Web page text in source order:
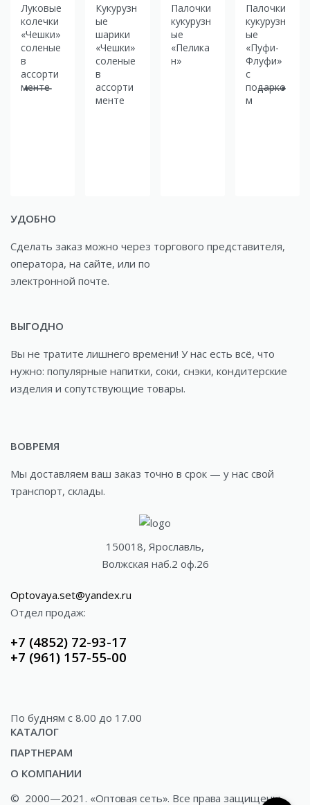
Луковые
колечки
«Чешки»
соленые
в
ассорти
менте
Кукурузн
ые
шарики
«Чешки»
соленые
в
ассорти
менте
Палочки
кукурузн
ые
«Пелика
н»
Палочки
кукурузн
ые
«Пуфи-
Флуфи»
с
подарко
м
УДОБНО
Сделать заказ можно через торгового представителя,
оператора, на сайте, или по
электронной почте.
ВЫГОДНО
Вы не тратите лишнего времени! У нас есть всё, что
нужно: популярные напитки, соки, снэки, кондитерские
изделия и сопутствующие товары.
ВОВРЕМЯ
Мы доставляем ваш заказ точно в срок — у нас свой
транспорт, склады.
150018, Ярославль,
Волжская наб.2 оф.26
Optovaya.set@yandex.ru
Отдел продаж:
+7 (4852) 72-93-17
+7 (961) 157-55-00
По будням c 8.00 до 17.00
КАТАЛОГ
Акции
Газированные напитки
Минеральные и ключевые воды
ПАРТНЕРАМ
Доставка
Как купить?
О КОМПАНИИ
О компании
© 2000—2021. «Оптовая сеть». Все права защищены.